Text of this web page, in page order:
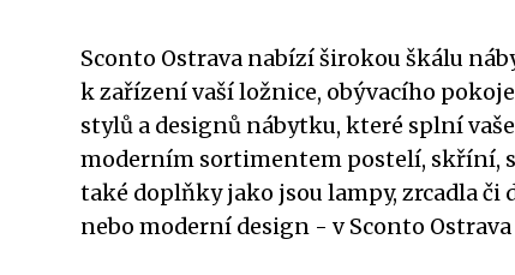
Sconto Ostrava nabízí širokou škálu
k zařízení vaší ložnice, obývacího
stylů a designů nábytku, které splní
moderním sortimentem postelí, skříní,
také doplňky jako jsou lampy, zrcadla
nebo moderní design - v Sconto